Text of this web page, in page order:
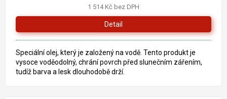
1 514 Kč bez DPH
Detail
Speciální olej, který je založený na vodě. Tento produkt je
vysoce voděodolný, chrání povrch před slunečním zářením,
tudíž barva a lesk dlouhodobě drží.